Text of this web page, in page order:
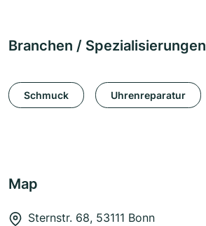
Branchen / Spezialisierungen
Schmuck Uhrenreparatur
Map
Sternstr. 68, 53111 Bonn